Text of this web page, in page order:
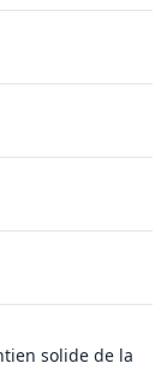
solide de la